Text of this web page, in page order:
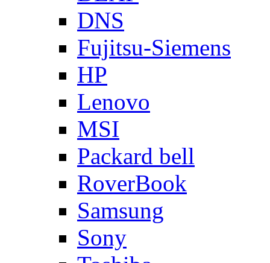
DNS
Fujitsu-Siemens
HP
Lenovo
MSI
Packard bell
RoverBook
Samsung
Sony